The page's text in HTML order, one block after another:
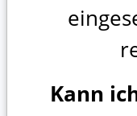
Kann